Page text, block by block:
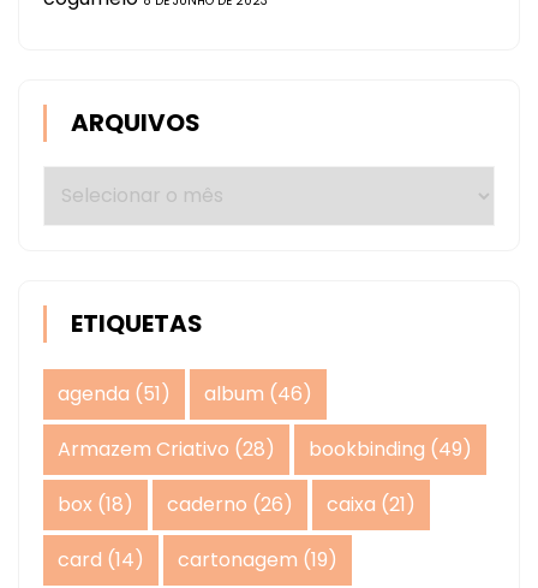
ARQUIVOS
Arquivos
ETIQUETAS
agenda (51) album (46)
Armazem Criativo (28) bookbinding (49)
box (18) caderno (26) caixa (21)
card (14) cartonagem (19)